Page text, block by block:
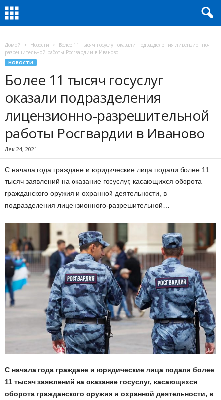
Домой Новости
Более 11 тысяч госуслуг оказали подразделения лицензионно-
разрешительной работы Росгвардии в Иваново
НОВОСТИ
Более 11 тысяч госуслуг
оказали подразделения
лицензионно-разрешительной
работы Росгвардии в Иваново
Дек 24, 2021
С начала года граждане и юридические лица подали более 11
тысяч заявлений на оказание госуслуг, касающихся оборота
гражданского оружия и охранной деятельности, в
подразделения лицензионного-разрешительной…
С начала года граждане и юридические лица подали более
11 тысяч заявлений на оказание госуслуг, касающихся
оборота гражданского оружия и охранной деятельности, в